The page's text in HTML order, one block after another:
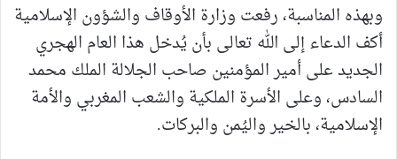
وبهذه المناسبة، رفعت وزارة الأوقاف والشؤون الإسلامية
أكف الدعاء إلى الله تعالى بأن يُدخل هذا العام الهجري
الجديد على أمير المؤمنين صاحب الجلالة الملك محمد
السادس، وعلى الأسرة الملكية والشعب المغربي والأمة
الإسلامية، بالخير واليُمن والبركات.